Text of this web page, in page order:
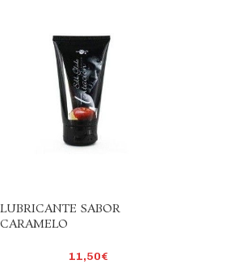
LUBRICANTE SABOR
CARAMELO
11,50€